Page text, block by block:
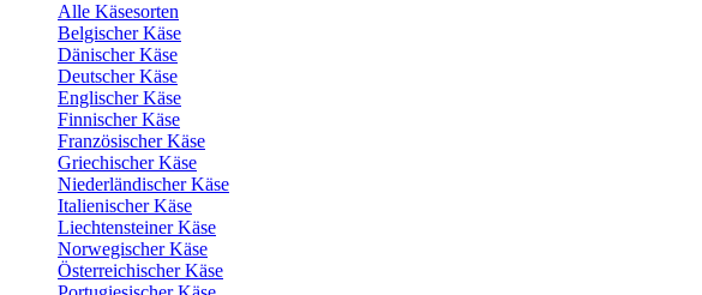
Alle Käsesorten
Belgischer Käse
Dänischer Käse
Deutscher Käse
Englischer Käse
Finnischer Käse
Französischer Käse
Griechischer Käse
Niederländischer Käse
Italienischer Käse
Liechtensteiner Käse
Norwegischer Käse
Österreichischer Käse